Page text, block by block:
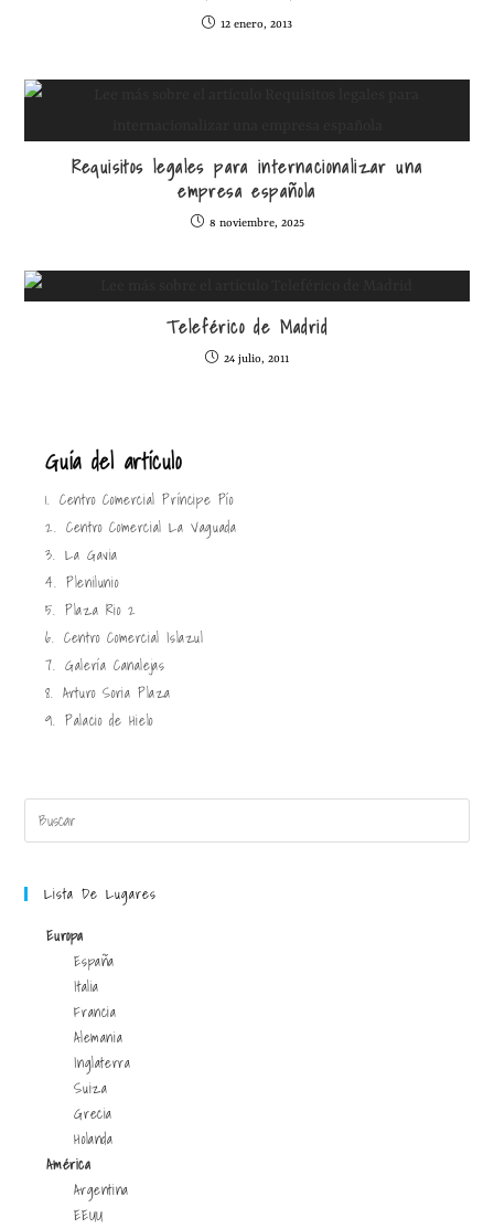
12 enero, 2013
Requisitos legales para internacionalizar una
empresa española
8 noviembre, 2025
Teleférico de Madrid
24 julio, 2011
Guía del artículo
1. Centro Comercial Príncipe Pío
2. Centro Comercial La Vaguada
3. La Gavia
4. Plenilunio
5. Plaza Rio 2
6. Centro Comercial Islazul
7. Galería Canalejas
8. Arturo Soria Plaza
9. Palacio de Hielo
Lista De Lugares
Europa
España
Italia
Francia
Alemania
Inglaterra
Suiza
Grecia
Holanda
América
Argentina
EEUU